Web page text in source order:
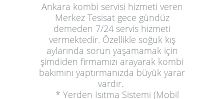
Ankara kombi servisi hizmeti veren
Merkez Tesisat gece gündüz
demeden 7/24 servis hizmeti
vermektedir. Özellikle soğuk kış
aylarında sorun yaşamamak için
şimdiden firmamızı arayarak kombi
bakımını yaptırmanızda büyük yarar
vardır.
* Yerden Isıtma Sistemi (Mobil